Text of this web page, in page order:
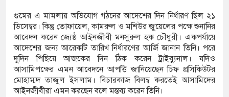
গুমের এ মামলায় অভিযোগ গঠনের আদেশের দিন নির্ধারণ ছিল ২১
ডিসেম্বর। কিন্তু তোফায়েল, কামরুল ও মশিউর জুয়েলের পক্ষে শুনানির
আবেদন করেন জ্যেষ্ঠ আইনজীবী মনসুরুল হক চৌধুরী। একপর্যায়ে
আদেশের জন্য আরেকটি তারিখ নির্ধারণের আর্জি জানান তিনি। পরে
দুদিন পিছিয়ে আজকের দিন ঠিক করেন ট্রাইব্যুনাল। যদিও
আসামিপক্ষের এমন আবেদনে আপত্তি জানিয়েছেন চিফ প্রসিকিউটর
মোহাম্মদ তাজুল ইসলাম। বিচারকাজ বিলম্ব করতেই আসামিদের
আইনজীবীরা এমন করছেন বলে মন্তব্য করেন তিনি।